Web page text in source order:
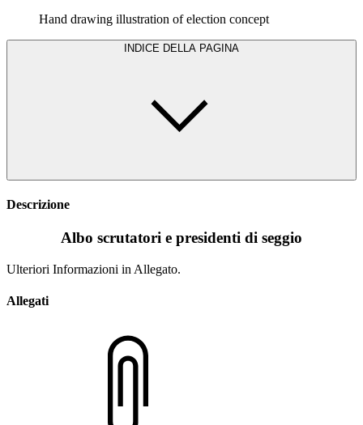
Hand drawing illustration of election concept
INDICE DELLA PAGINA
Descrizione
Albo scrutatori e presidenti di seggio
Ulteriori Informazioni in Allegato.
Allegati